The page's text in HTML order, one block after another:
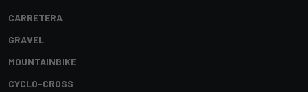
CARRETERA
GRAVEL
MOUNTAINBIKE
CYCLO-CROSS